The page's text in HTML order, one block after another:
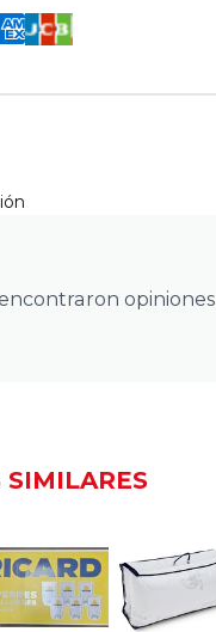
opiniones
SIMILARES